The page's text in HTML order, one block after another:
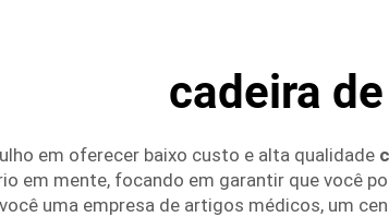
cadeira
em oferecer baixo custo e alta qualidade
em mente, focando em garantir que você
uma empresa de artigos médicos, um